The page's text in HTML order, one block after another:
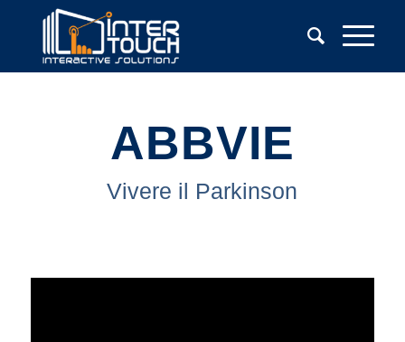
ABBVIE
Vivere il Parkinson